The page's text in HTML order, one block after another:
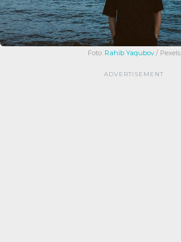
Foto: Rahib Yaqubov/ Pexels